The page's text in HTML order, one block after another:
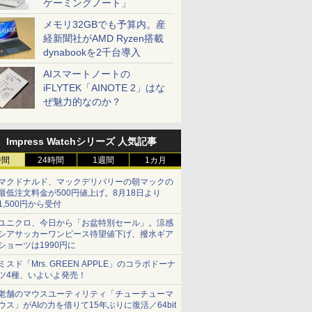
ゲーミングノート」
メモリ32GBでも予算内。産
経新聞社がAMD Ryzen搭載
dynabookを2千台導入
AIスマートノートの
iFLYTEK「AINOTE 2」はな
ぜ魅力的なのか？
Impress Watchシリーズ 人気記事
24時間 1週間 1カ月
クドナルド、マックデリバリーの朝マックの
低注文料金が500円値上げ。8月18日より
円から受付
ニクロ、今日から「お盆特別セール」。涼感
アサッカーワンピース待望値下げ、撥水ギア
ョーツは1990円に
スド「Mrs. GREEN APPLE」のコラボドーナ
4種、いよいよ発売！
舗のマウスユーティリティ「チューチューマ
ス」がAIの力を借りて15年ぶりに復活／64bit